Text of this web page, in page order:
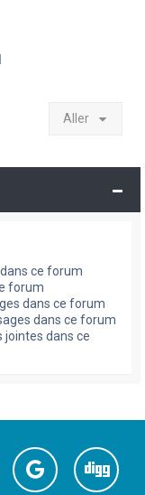
Aller
ce forum
forum
dans ce forum
dans ce forum
dans ce